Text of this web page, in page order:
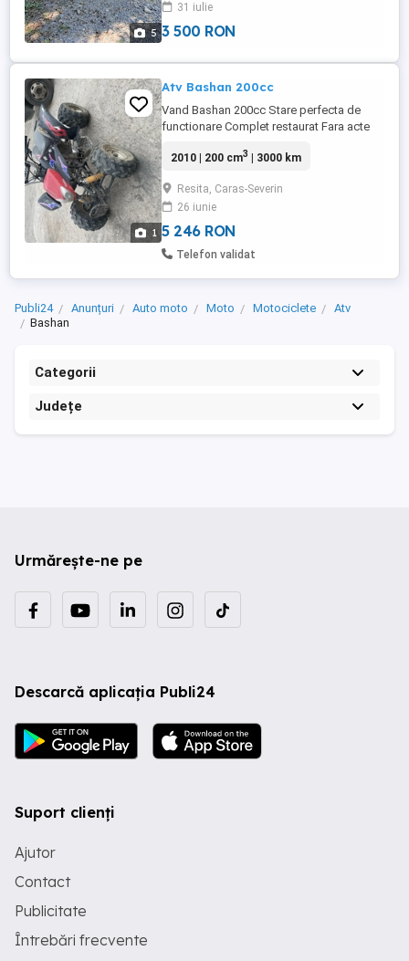
5
31 iulie
3 500 RON
1
Atv Bashan 200cc
Vand Bashan 200cc Stare perfecta de
functionare Complet restaurat Fara acte
2010 | 200 cm3 | 3000 km
Resita, Caras-Severin
26 iunie
5 246 RON
Telefon validat
Publi24 Anunțuri Auto moto Moto Motociclete
Atv
Bashan
Categorii
Județe
Urmărește-ne pe
Descarcă aplicația Publi24
Suport clienți
Ajutor
Contact
Publicitate
Întrebări frecvente